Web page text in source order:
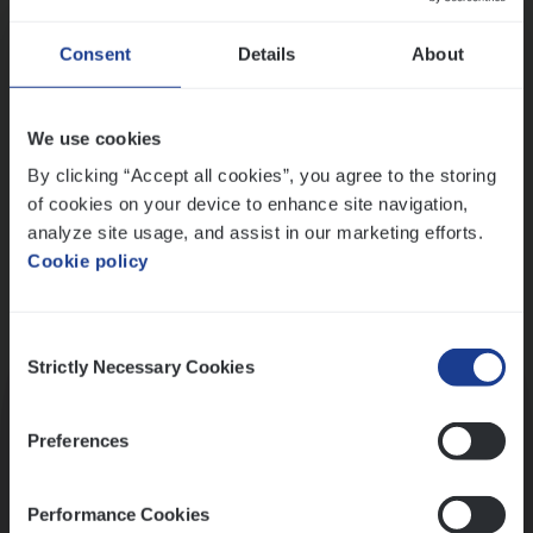
Consent Details About
We use cookies
By clicking “Accept all cookies”, you agree to the storing
of cookies on your device to enhance site navigation,
analyze site usage, and assist in our marketing efforts.
Cookie policy
Selection
Strictly Necessary Cookies
Preferences
Performance Cookies
Ons sollicitatieproces